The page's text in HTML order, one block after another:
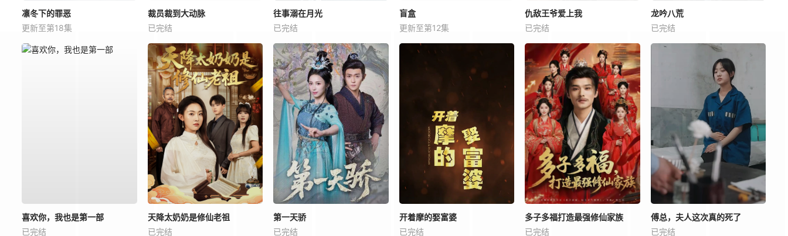
凛冬下的罪恶
更新至第18集
裁员裁到大动脉
已完结
往事溺在月光
已完结
盲盒
更新至第12集
仇敌王爷爱上我
已完结
龙吟八荒
已完结
喜欢你，我也是第一部
已完结
天降太奶奶是修仙老祖
已完结
第一天骄
已完结
开着摩的娶富婆
已完结
多子多福打造最强修仙家族
已完结
傅总，夫人这次真的死了
已完结